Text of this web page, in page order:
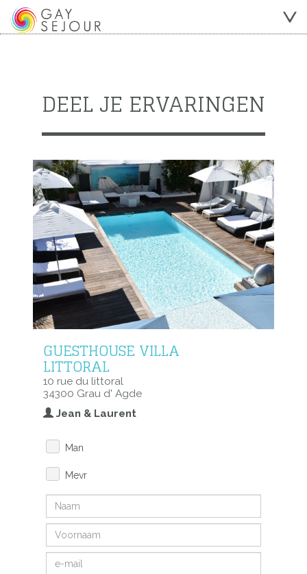
DEEL JE ERVARINGEN
GUESTHOUSE VILLA
LITTORAL
10 rue du littoral
34300 Grau d' Agde
Jean & Laurent
Man
Mevr